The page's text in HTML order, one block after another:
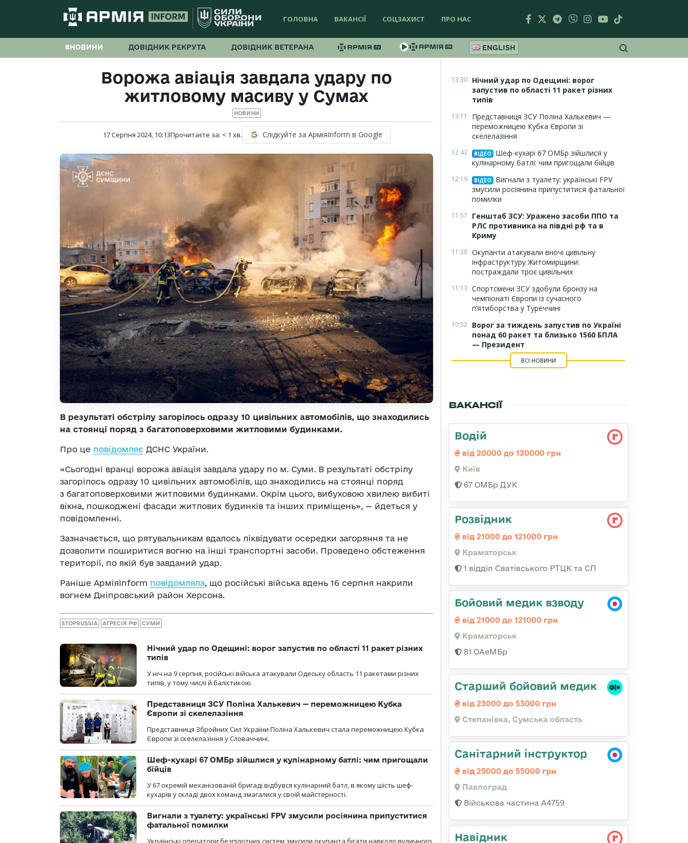
ГОЛОВНА ВАКАНСІЇ СОЦЗАХИСТ ПРО НАС
#НОВИНИ ДОВІДНИК РЕКРУТА ДОВІДНИК ВЕТЕРАНА ENGLISH
Ворожа авіація завдала удару по
житловому масиву у Сумах
НОВИНИ
17 Серпня 2024, 10:13Прочитаєте за: < 1 хв. Слідкуйте за АрміяInform в Google
В результаті обстрілу загорілось одразу 10 цивільних автомобілів, що знаходились
на стоянці поряд з багатоповерховими житловими будинками.
Про це повідомляє ДСНС України.
«Сьогодні вранці ворожа авіація завдала удару по м. Суми. В результаті обстрілу
загорілось одразу 10 цивільних автомобілів, що знаходились на стоянці поряд
з багатоповерховими житловими будинками. Окрім цього, вибуховою хвилею вибиті
вікна, пошкоджені фасади житлових будинків та інших приміщень», — йдеться у
повідомленні.
Зазначається, що рятувальникам вдалось ліквідувати осередки загоряння та не
дозволити поширитися вогню на інші транспортні засоби. Проведено обстеження
території, по якій був завданий удар.
Раніше АрміяInform повідомляла , що російські війська вдень 16 серпня накрили
вогнем Дніпровський район Херсона.
STOPRUSSIA АГРЕСІЯ РФ СУМИ
Нічний удар по Одещині: ворог запустив по області 11 ракет різних
типів
У ніч на 9 серпня, російські війська атакували Одеську область 11 ракетами різних
типів, у тому числі й балістикою.
Представниця ЗСУ Поліна Халькевич — переможницею Кубка
Європи зі скелелазіння
Представниця Збройних Сил України Поліна Халькевич стала переможницею Кубка
Європи зі скелелазіння у Словаччині.
Шеф-кухарі 67 ОМБр зійшлися у кулінарному батлі: чим пригощали
бійців
У 67 окремій механізованій бригаді відбувся кулінарний батл, в якому шість шеф-
кухарів у складі двох команд змагалися у своїй майстерності.
Вигнали з туалету: українські FPV змусили росіянина припуститися
фатальної помилки
Українські оператори безпілотних систем змусили окупанта бігати навколо вуличного
13:30 Нічний удар по Одещині: ворог
запустив по області 11 ракет різних
типів
13:11
Представниця ЗСУ Поліна Халькевич —
переможницею Кубка Європи зі
скелелазіння
12:43 ВІДЕО
Шеф-кухарі 67 ОМБр зійшлися у
кулінарному батлі: чим пригощали бійців
12:19 ВІДЕО
Вигнали з туалету: українські FPV
змусили росіянина припуститися фатальної
помилки
11:57
Генштаб ЗСУ: Уражено засоби ППО та
РЛС противника на півдні рф та в
Криму
11:38 Окупанти атакували вночі цивільну
інфраструктуру Житомирщини:
постраждали троє цивільних
11:13 Спортсмени ЗСУ здобули бронзу на
чемпіонаті Європи із сучасного
п’ятиборства у Туреччині
10:52 Ворог за тиждень запустив по Україні
понад 60 ракет та близько 1560 БПЛА
— Президент
ВСІ НОВИНИ
ВАКАНСІЇ
Водій
від 20000 до 130000 грн
Київ
67 ОМБр ДУК
Розвідник
від 21000 до 121000 грн
Краматорськ
1 відділ Сватівського РТЦК та СП
Бойовий медик взводу
від 21000 до 121000 грн
Краматорськ
81 ОАеМБр
Старший бойовий медик
від 23000 до 53000 грн
Степанівка, Сумська область
Санітарний інструктор
від 25000 до 55000 грн
Павлоград
Військова частина А4759
Навідник